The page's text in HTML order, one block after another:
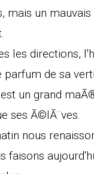
mais un
les directions,
de sa
un grand
ses Ã©lÃ¨ves.
nous
faisons